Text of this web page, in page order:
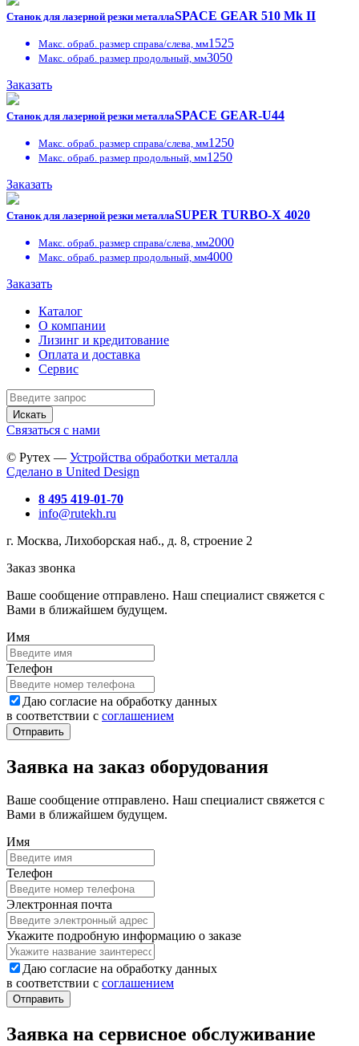
Станок для лазерной резки металлаSPACE GEAR 510 Mk II
Макс. обраб. размер справа/слева, мм1525
Макс. обраб. размер продольный, мм3050
Заказать
Станок для лазерной резки металлаSPACE GEAR-U44
Макс. обраб. размер справа/слева, мм1250
Макс. обраб. размер продольный, мм1250
Заказать
Станок для лазерной резки металлаSUPER TURBO-X 4020
Макс. обраб. размер справа/слева, мм2000
Макс. обраб. размер продольный, мм4000
Заказать
Каталог
О компании
Лизинг и кредитование
Оплата и доставка
Сервис
Искать
Связаться с нами
© Рутех — Устройства обработки металла
Сделано в United Design
8 495 419-01-70
info@rutekh.ru
г. Москва, Лихоборская наб., д. 8, строение 2
Заказ звонка
Ваше сообщение отправлено. Наш специалист свяжется с
Вами в ближайшем будущем.
Имя
Телефон
Даю согласие на обработку данных
в соответствии с соглашением
Заявка на заказ оборудования
Ваше сообщение отправлено. Наш специалист свяжется с
Вами в ближайшем будущем.
Имя
Телефон
Электронная почта
Укажите подробную информацию о заказе
Даю согласие на обработку данных
в соответствии с соглашением
Заявка на сервисное обслуживание